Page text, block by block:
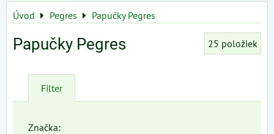
Úvod Pegres Papučky Pegres
Papučky Pegres 25 položiek
Filter
Značka: